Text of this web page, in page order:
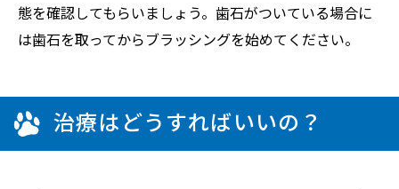
態を確認してもらいましょう。歯石がついている場合に
は歯石を取ってからブラッシングを始めてください。
治療はどうすればいいの？